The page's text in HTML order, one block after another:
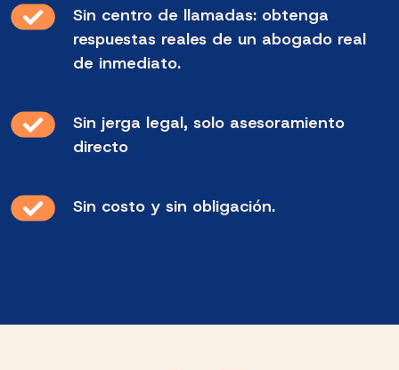
Sin centro de llamadas: obtenga
respuestas reales de un abogado real
de inmediato.
Sin jerga legal, solo asesoramiento
directo
Sin costo y sin obligación.